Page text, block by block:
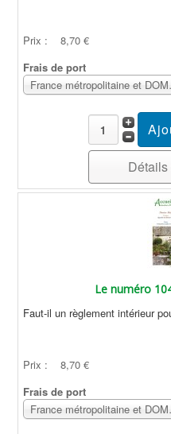
Prix :
8,70 €
Frais de port
Le numéro
Faut-il un règlement intérieur
Prix :
8,70 €
Frais de port